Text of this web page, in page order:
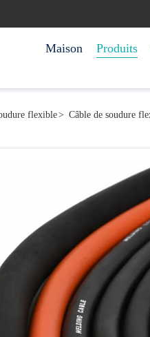
Maison Produits
flexible> Câble de soudure